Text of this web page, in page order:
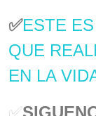
✅ESTE
QUE
EN LA